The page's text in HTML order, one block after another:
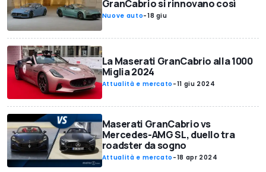
GranCabrio si rinnovano così
Nuove auto-18 giu
La Maserati GranCabrio alla 1000
Miglia 2024
Attualità e mercato -11 giu 2024
Maserati GranCabrio vs
Mercedes-AMG SL, duello tra
roadster da sogno
Attualità e mercato -18 apr 2024